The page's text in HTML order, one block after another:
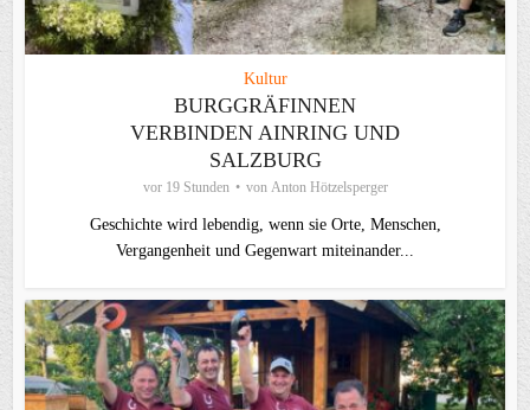
Kultur
BURGGRÄFINNEN
VERBINDEN AINRING UND
SALZBURG
vor 19 Stunden von Anton Hötzelsperger
Geschichte wird lebendig, wenn sie Orte, Menschen,
Vergangenheit und Gegenwart miteinander...